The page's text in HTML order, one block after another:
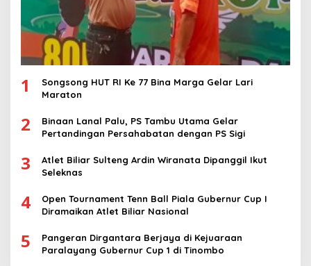
1
Songsong HUT RI Ke 77 Bina Marga Gelar Lari
Maraton
2
Binaan Lanal Palu, PS Tambu Utama Gelar
Pertandingan Persahabatan dengan PS Sigi
3
Atlet Biliar Sulteng Ardin Wiranata Dipanggil Ikut
Seleknas
4
Open Tournament Tenn Ball Piala Gubernur Cup I
Diramaikan Atlet Biliar Nasional
5
Pangeran Dirgantara Berjaya di Kejuaraan
Paralayang Gubernur Cup 1 di Tinombo